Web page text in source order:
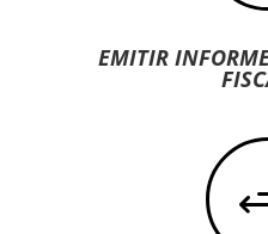
EMITIR